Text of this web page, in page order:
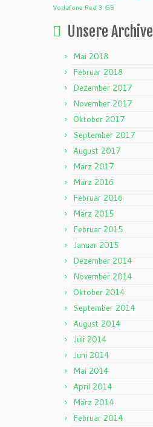
Vodafone Red 3 GB
Unsere Archive
Mai 2018
Februar 2018
Dezember 2017
November 2017
Oktober 2017
September 2017
August 2017
März 2017
März 2016
Februar 2016
März 2015
Februar 2015
Januar 2015
Dezember 2014
November 2014
Oktober 2014
September 2014
August 2014
Juli 2014
Juni 2014
Mai 2014
April 2014
März 2014
Februar 2014